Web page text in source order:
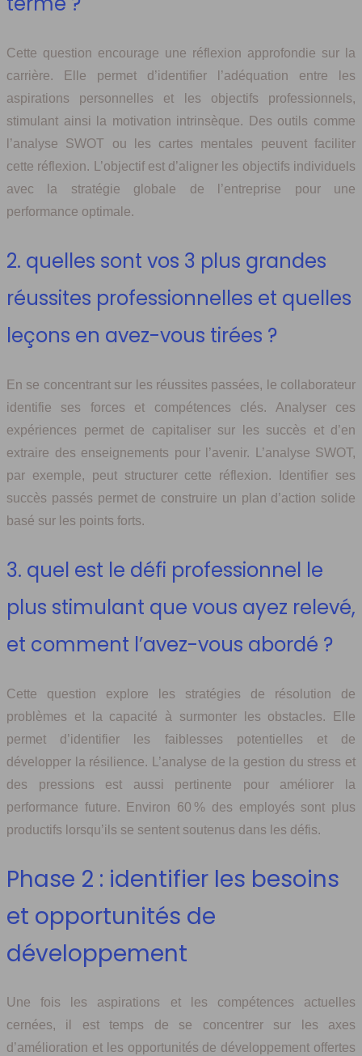
Cette question encourage une réflexion approfondie sur la
carrière. Elle permet d’identifier l’adéquation entre les
aspirations personnelles et les objectifs professionnels,
stimulant ainsi la motivation intrinsèque. Des outils comme
l’analyse SWOT ou les cartes mentales peuvent faciliter
cette réflexion. L’objectif est d’aligner les objectifs individuels
avec la stratégie globale de l’entreprise pour une
performance optimale.
2. quelles sont vos 3 plus grandes
réussites professionnelles et quelles
leçons en avez-vous tirées ?
En se concentrant sur les réussites passées, le collaborateur
identifie ses forces et compétences clés. Analyser ces
expériences permet de capitaliser sur les succès et d’en
extraire des enseignements pour l’avenir. L’analyse SWOT,
par exemple, peut structurer cette réflexion. Identifier ses
succès passés permet de construire un plan d’action solide
basé sur les points forts.
3. quel est le défi professionnel le
plus stimulant que vous ayez relevé,
et comment l’avez-vous abordé ?
Cette question explore les stratégies de résolution de
problèmes et la capacité à surmonter les obstacles. Elle
permet d’identifier les faiblesses potentielles et de
développer la résilience. L’analyse de la gestion du stress et
des pressions est aussi pertinente pour améliorer la
performance future. Environ 60 % des employés sont plus
productifs lorsqu’ils se sentent soutenus dans les défis.
Phase 2 : identifier les besoins
et opportunités de
développement
Une fois les aspirations et les compétences actuelles
cernées, il est temps de se concentrer sur les axes
d’amélioration et les opportunités de développement offertes